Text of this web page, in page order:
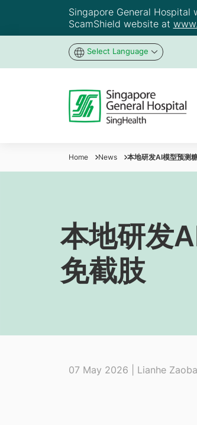
Singapore General
ScamShield website at
Select Language
Home News 本地研发AI模型预测
本地研发
免截肢
07 May 2026 | Lianhe